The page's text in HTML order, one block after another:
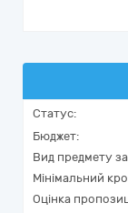
Статус:
Бюджет:
Вид предмету
Мінімальний
Оцінка